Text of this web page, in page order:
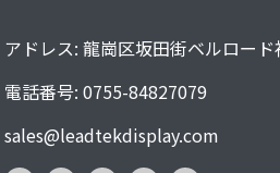
アドレス: 龍崗区坂田街ベルロー
電話番号: 0755-84827079
sales@leadtekdisplay.com